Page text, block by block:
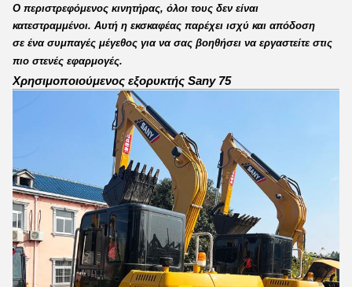
Ο περιστρεφόμενος κινητήρας, όλοι τους δεν είναι
κατεστραμμένοι. Αυτή η εκσκαφέας παρέχει ισχύ και απόδοση
σε ένα συμπαγές μέγεθος για να σας βοηθήσει να εργαστείτε στις
πιο στενές εφαρμογές.
Χρησιμοποιούμενος εξορυκτής Sany 75